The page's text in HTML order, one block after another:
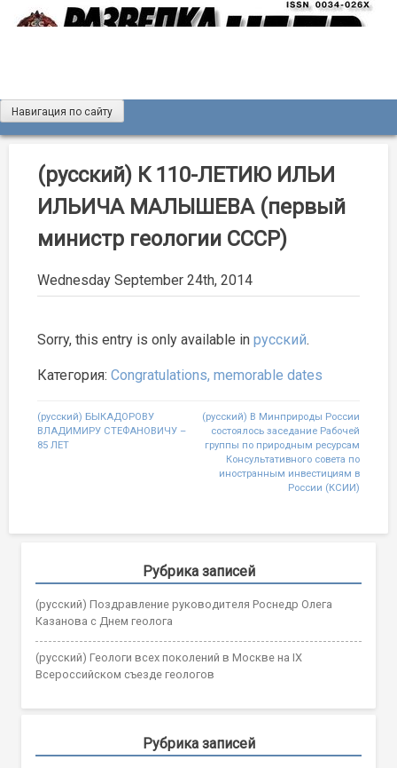
Журнал «Разведка и охрана недр»
Мы рады вас приветствовать на сайте журнала «Разведка
и охрана недр»
Навигация по сайту
(русский) К 110-ЛЕТИЮ ИЛЬИ
ИЛЬИЧА МАЛЫШЕВА (первый
министр геологии СССР)
Wednesday September 24th, 2014
Sorry, this entry is only available in русский.
Категория: Congratulations, memorable dates
Post
navigation
(русский) БЫКАДОРОВУ
ВЛАДИМИРУ СТЕФАНОВИЧУ –
85 ЛЕТ
(русский) В Минприроды России
состоялось заседание Рабочей
группы по природным ресурсам
Консультативного совета по
иностранным инвестициям в
России (КСИИ)
Рубрика записей
(русский) Поздравление руководителя Роснедр Олега
Казанова с Днем геолога
(русский) Геологи всех поколений в Москве на IX
Всероссийском съезде геологов
Рубрика записей